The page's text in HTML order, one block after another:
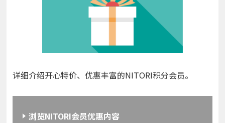
详细介绍开心特价、优惠丰富的NITORI积分会员。
浏览NITORI会员优惠内容